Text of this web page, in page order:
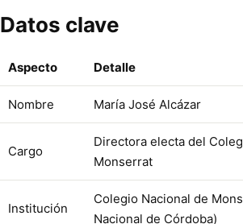
Datos clave
Aspecto Detalle
Nombre María José Alcázar
Cargo
Directora electa del
Monserrat
Institución
Colegio Nacional de
Nacional de Córdoba)